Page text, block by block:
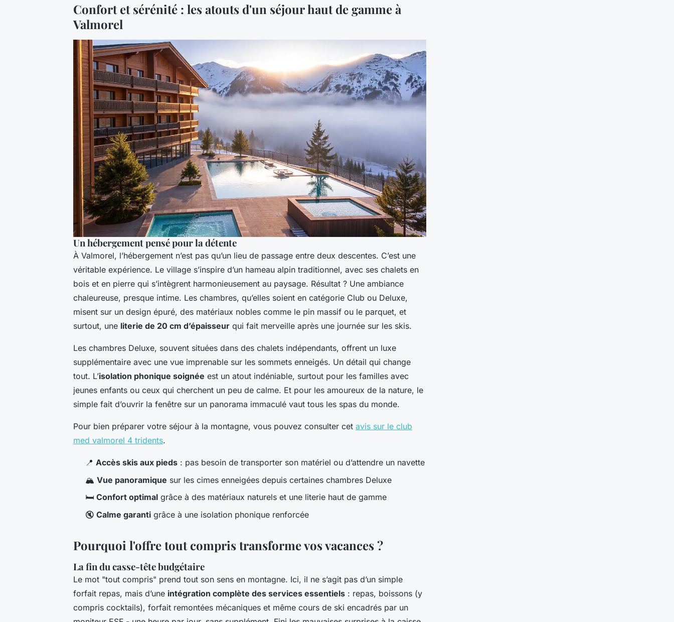
Confort et sérénité : les atouts d'un séjour haut de gamme à
Valmorel
Un hébergement pensé pour la détente
À Valmorel, l’hébergement n’est pas qu’un lieu de passage entre deux descentes. C’est une
véritable expérience. Le village s’inspire d’un hameau alpin traditionnel, avec ses chalets en
bois et en pierre qui s’intègrent harmonieusement au paysage. Résultat ? Une ambiance
chaleureuse, presque intime. Les chambres, qu’elles soient en catégorie Club ou Deluxe,
misent sur un design épuré, des matériaux nobles comme le pin massif ou le parquet, et
surtout, une literie de 20 cm d’épaisseur qui fait merveille après une journée sur les skis.
Les chambres Deluxe, souvent situées dans des chalets indépendants, offrent un luxe
supplémentaire avec une vue imprenable sur les sommets enneigés. Un détail qui change
tout. L’isolation phonique soignée est un atout indéniable, surtout pour les familles avec
jeunes enfants ou ceux qui cherchent un peu de calme. Et pour les amoureux de la nature, le
simple fait d’ouvrir la fenêtre sur un panorama immaculé vaut tous les spas du monde.
Pour bien préparer votre séjour à la montagne, vous pouvez consulter cet avis sur le club
med valmorel 4 tridents.
📍 Accès skis aux pieds : pas besoin de transporter son matériel ou d’attendre un navette
🏔️ Vue panoramique sur les cimes enneigées depuis certaines chambres Deluxe
🛏️ Confort optimal grâce à des matériaux naturels et une literie haut de gamme
🔇 Calme garanti grâce à une isolation phonique renforcée
Pourquoi l'offre tout compris transforme vos vacances ?
La fin du casse-tête budgétaire
Le mot "tout compris" prend tout son sens en montagne. Ici, il ne s’agit pas d’un simple
forfait repas, mais d’une intégration complète des services essentiels : repas, boissons (y
compris cocktails), forfait remontées mécaniques et même cours de ski encadrés par un